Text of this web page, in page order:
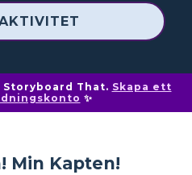
That. Skapa ett
✨